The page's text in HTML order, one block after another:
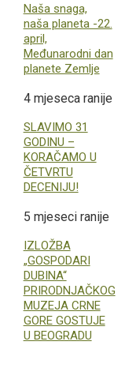
Naša snaga,
naša planeta -22.
april,
Međunarodni dan
planete Zemlje
4 mjeseca ranije
SLAVIMO 31
GODINU –
KORAČAMO U
ČETVRTU
DECENIJU!
5 mjeseci ranije
IZLOŽBA
„GOSPODARI
DUBINA“
PRIRODNJAČKOG
MUZEJA CRNE
GORE GOSTUJE
U BEOGRADU